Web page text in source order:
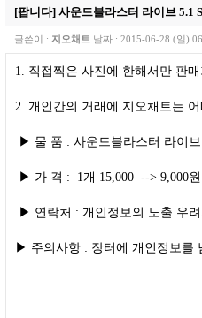
[팝니다] 사운드블라스터 라이브 5.1
글쓴이 : 지오채트 날짜 : 2015-06-28 (일)
1. 직접찍은 사진에 한해서만 판
2. 개인간의 거래에 지오채트는
▶ 물 품 : 사운드블라스터 라이브
▶ 가 격 : 1개 15,000 --> 9,000
▶ 연락처 : 개인정보의 노출 우
▶ 주의사항 : 장터에 개인정보를